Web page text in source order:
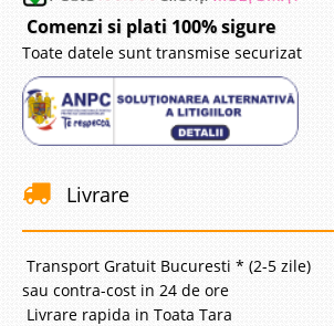
Comenzi si plati 100% sigure
Toate datele sunt transmise securizat
Livrare
Transport Gratuit Bucuresti * (2-5 zile)
sau contra-cost in 24 de ore
Livrare rapida in Toata Tara